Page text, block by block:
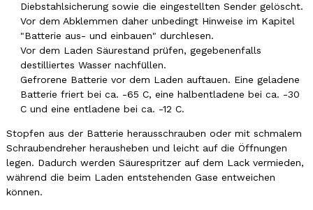
Diebstahlsicherung sowie die eingestellten Sender gelöscht.
Vor dem Abklemmen daher unbedingt Hinweise im Kapitel
"Batterie aus- und einbauen" durchlesen.
Vor dem Laden Säurestand prüfen, gegebenenfalls
destilliertes Wasser nachfüllen.
Gefrorene Batterie vor dem Laden auftauen. Eine geladene
Batterie friert bei ca. -65 C, eine halbentladene bei ca. -30
C und eine entladene bei ca. -12 C.
Stopfen aus der Batterie herausschrauben oder mit schmalem
Schraubendreher herausheben und leicht auf die Öffnungen
legen. Dadurch werden Säurespritzer auf dem Lack vermieden,
während die beim Laden entstehenden Gase entweichen
können.